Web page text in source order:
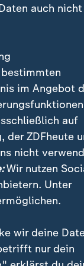
Britta Jäger.
auch nicht
im Angebot
auf
der ZDFheute
nicht
Wir nutzen
Unter
wir deine
nur dein